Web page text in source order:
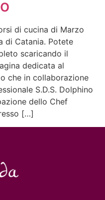
di cucina di Marzo
di Catania. Potete
scaricando il
dedicata al
che in collaborazione
S.D.S. Dolphino
dello Chef
[…]